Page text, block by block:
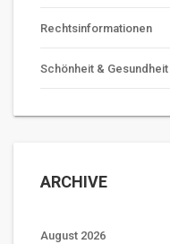
Rechtsinformationen
Schönheit & Gesundheit
ARCHIVE
August 2026